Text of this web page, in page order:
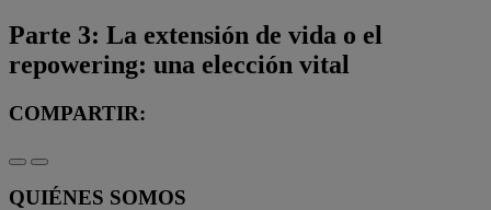
Parte 3: La extensión de vida o el
repowering: una elección vital
COMPARTIR:
QUIÉNES SOMOS